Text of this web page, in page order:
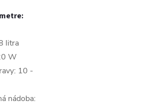
litra
W
10 -
nádoba: